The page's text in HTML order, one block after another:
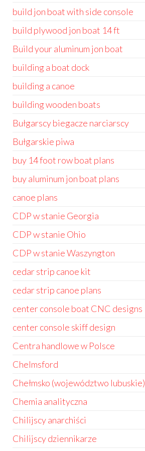
build jon boat with side console
build plywood jon boat 14 ft
Build your aluminum jon boat
building a boat dock
building a canoe
building wooden boats
Bułgarscy biegacze narciarscy
Bułgarskie piwa
buy 14 foot row boat plans
buy aluminum jon boat plans
canoe plans
CDP w stanie Georgia
CDP w stanie Ohio
CDP w stanie Waszyngton
cedar strip canoe kit
cedar strip canoe plans
center console boat CNC designs
center console skiff design
Centra handlowe w Polsce
Chelmsford
Chełmsko (województwo lubuskie)
Chemia analityczna
Chilijscy anarchiści
Chilijscy dziennikarze